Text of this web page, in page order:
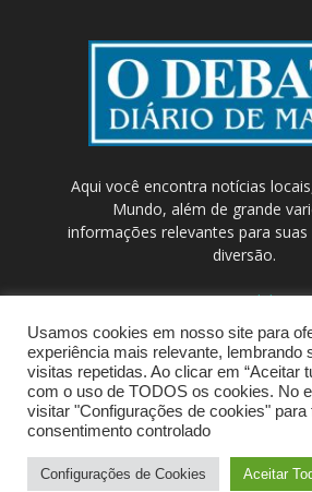
Aqui você encontra notícias
Mundo, além de grande
informações relevantes para suas
diversão.
Contato:
Usamos cookies em nosso site para
experiência mais relevante, lembrando
visitas repetidas. Ao clicar em “Aceitar
com o uso de TODOS os cookies. No
visitar "Configurações de cookies" para
consentimento controlado
Configurações de Cookies Aceitar